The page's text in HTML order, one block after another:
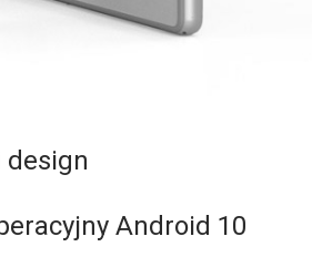
design
Android 10